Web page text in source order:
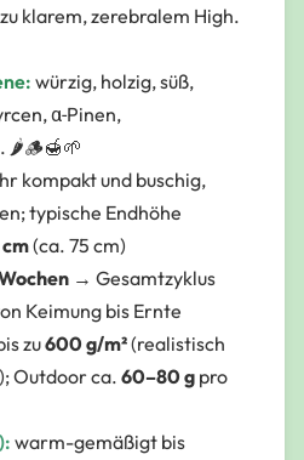
klarem, zerebralem High.
würzig, holzig, süß,
α‑Pinen,
🌶️🪵🍯🌱
kompakt und buschig,
typische Endhöhe
(ca. 75 cm)
→ Gesamtzyklus
Keimung bis Ernte
zu600 g/m²(realistisch
Outdoor ca.60–80 g pro
warm-gemäßigt bis